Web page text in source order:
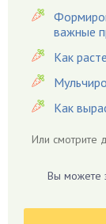
Вредители
Гардения
Гацания
Гвоздики
Георгины
Гиацинт
Гладиолусы
важные
Как
Как
Или смотрите
Вы можете